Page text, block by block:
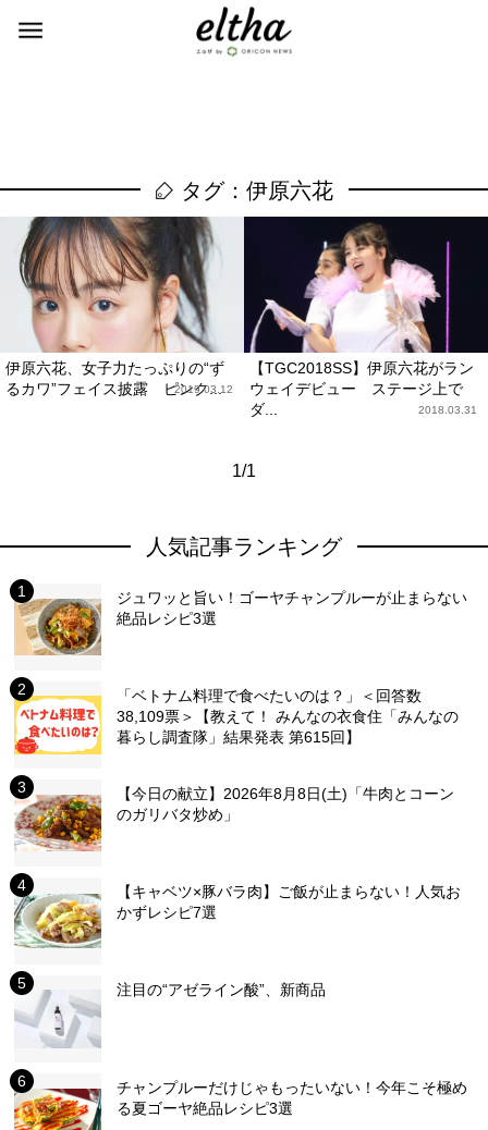
タグ：伊原六花
伊原六花、女子力たっぷりの“ず
るカワ”フェイス披露 ピンク...
2019.03.12
【TGC2018SS】伊原六花がラン
ウェイデビュー ステージ上で
ダ...
2018.03.31
1/1
人気記事ランキング
ジュワッと旨い！ゴーヤチャンプルーが止まらない
絶品レシピ3選
「ベトナム料理で食べたいのは？」＜回答数
38,109票＞【教えて！ みんなの衣食住「みんなの
暮らし調査隊」結果発表 第615回】
【今日の献立】2026年8月8日(土)「牛肉とコーン
のガリバタ炒め」
【キャベツ×豚バラ肉】ご飯が止まらない！人気お
かずレシピ7選
注目の“アゼライン酸”、新商品
チャンプルーだけじゃもったいない！今年こそ極め
る夏ゴーヤ絶品レシピ3選